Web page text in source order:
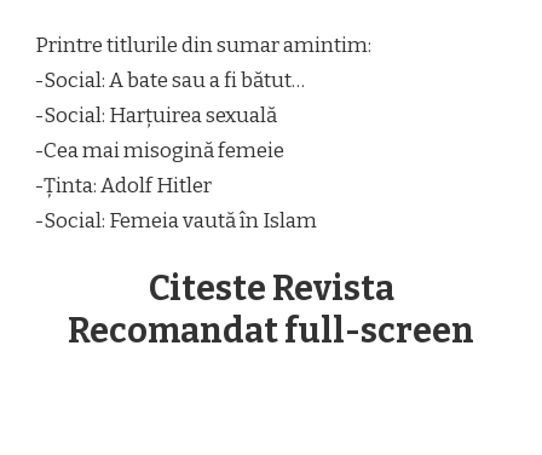
Printre titlurile din sumar amintim:
-Social: A bate sau a fi bătut…
-Social: Harțuirea sexuală
-Cea mai misogină femeie
-Ținta: Adolf Hitler
-Social: Femeia vaută în Islam
Citeste Revista
Recomandat full-screen